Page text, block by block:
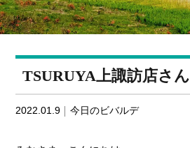
TSURUYA上諏訪店さん
2022.01.9 今日のビバルデ